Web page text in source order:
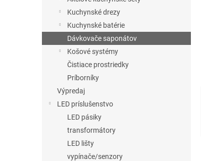
Kuchynské drezy
Kuchynské batérie
Dávkovače saponátov
Košové systémy
Čistiace prostriedky
Príborníky
Výpredaj
LED príslušenstvo
LED pásiky
transformátory
LED lišty
vypínače/senzory